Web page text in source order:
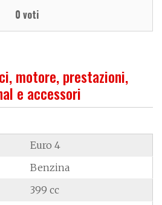
0 voti
motore, prestazioni,
e accessori
Euro 4
Benzina
399 cc